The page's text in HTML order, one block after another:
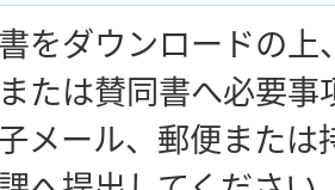
をダウンロードの上
たは賛同書へ必要
メール、郵便また